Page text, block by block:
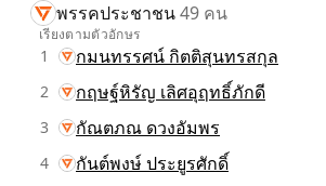
พรรคประชาชน49 คน
เรียงตามตัวอักษร
1 กมนทรรศน์ กิตติสุนทรสกุล
2 กฤษฐ์หิรัญ เลิศอุฤทธิ์ภักดี
3 กัณตภณ ดวงอัมพร
4 กันต์พงษ์ ประยูรศักดิ์